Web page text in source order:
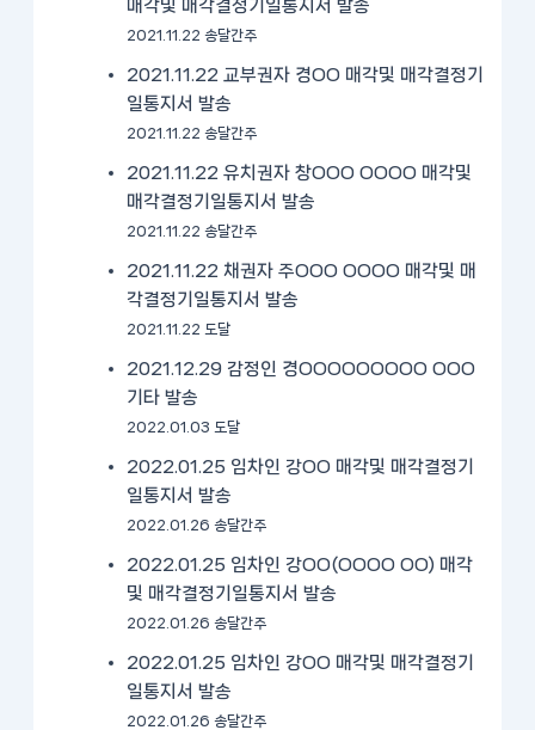
매각및 매각결정기일통지서 발송
2021.11.22 송달간주
2021.11.22 교부권자 경OO 매각및 매각결정기
일통지서 발송
2021.11.22 송달간주
2021.11.22 유치권자 창OOO OOOO 매각및
매각결정기일통지서 발송
2021.11.22 송달간주
2021.11.22 채권자 주OOO OOOO 매각및 매
각결정기일통지서 발송
2021.11.22 도달
2021.12.29 감정인 경OOOOOOOOO OOO
기타 발송
2022.01.03 도달
2022.01.25 임차인 강OO 매각및 매각결정기
일통지서 발송
2022.01.26 송달간주
2022.01.25 임차인 강OO(OOOO OO) 매각
및 매각결정기일통지서 발송
2022.01.26 송달간주
2022.01.25 임차인 강OO 매각및 매각결정기
일통지서 발송
2022.01.26 송달간주